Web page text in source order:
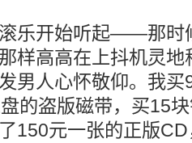
乐开始听起——那时
样高高在上抖机灵地
男人心怀敬仰。我
的盗版磁带，买15
150元一张的正版